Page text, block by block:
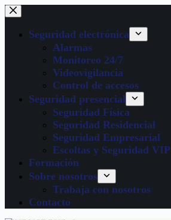
Seguridad electrónica
Alarmas
Monitoreo 24/7
Videovigilancia
Control de accesos
Seguridad presencial
Seguridad Física
Seguridad Residencial
Seguridad Empresarial
Escoltas y Seguridad VIP
Formación
Sobre nosotros
Trabaja con nosotros
Contacto